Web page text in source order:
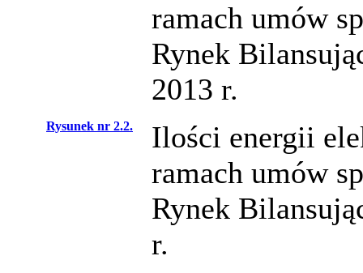
ramach umów
Rynek
2013 r.
Rysunek nr 2.2.
Ilości energii
ramach umów
Rynek
r.